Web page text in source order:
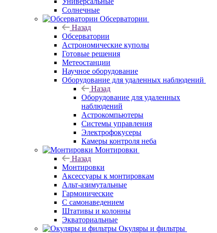
Солнечные
Обсерватории
Назад
Обсерватории
Астрономические куполы
Готовые решения
Метеостанции
Научное оборудование
Оборудование для удаленных наблюдений
Назад
Оборудование для удаленных
наблюдений
Астрокомпьютеры
Системы управления
Электрофокусеры
Камеры контроля неба
Монтировки
Назад
Монтировки
Аксессуары к монтировкам
Альт-азимутальные
Гармонические
С самонаведением
Штативы и колонны
Экваториальные
Окуляры и фильтры